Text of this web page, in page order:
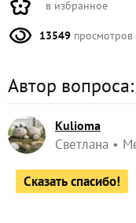
в избранное
13549 просмотров
Автор вопроса:
Kulioma
Светлана
Сказать спасибо!